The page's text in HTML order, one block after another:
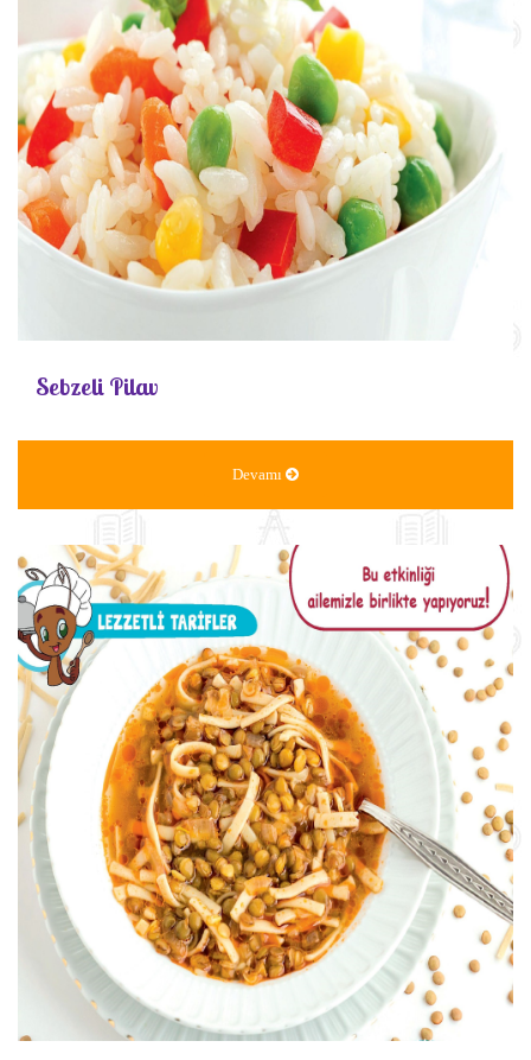
Sebzeli Pilav
Devamı